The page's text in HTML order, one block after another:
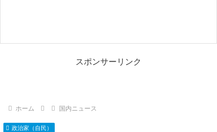
スポンサーリンク
ホーム 国内ニュース
政治家（自民）